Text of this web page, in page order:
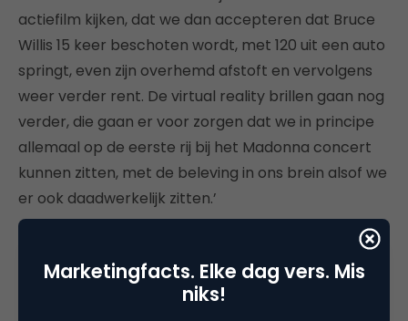
actiefilm kijken, dat we dan accepteren dat Bruce
Willis 15 keer beschoten wordt, met 120 uit een auto
springt, even zijn overhemd afstoft en vervolgens
weer verder rent. De virtual reality brillen gaan nog
verder, die gaan er voor zorgen dat we in principe
allemaal op de eerste rij bij het Madonna concert
kunnen zitten, met de beleving in ons brein alsof we
er ook daadwerkelijk zitten.’
De Munnik waarschuwt
eventprofs: ‘STOP PowerPoints,
Marketingfacts. Elke dag vers. Mis
niks!